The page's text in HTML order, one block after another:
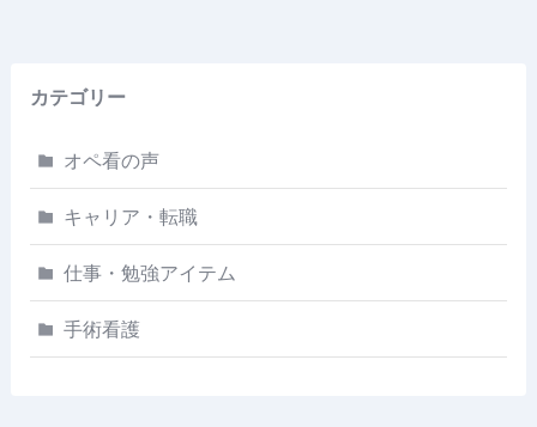
カテゴリー
オペ看の声
キャリア・転職
仕事・勉強アイテム
手術看護